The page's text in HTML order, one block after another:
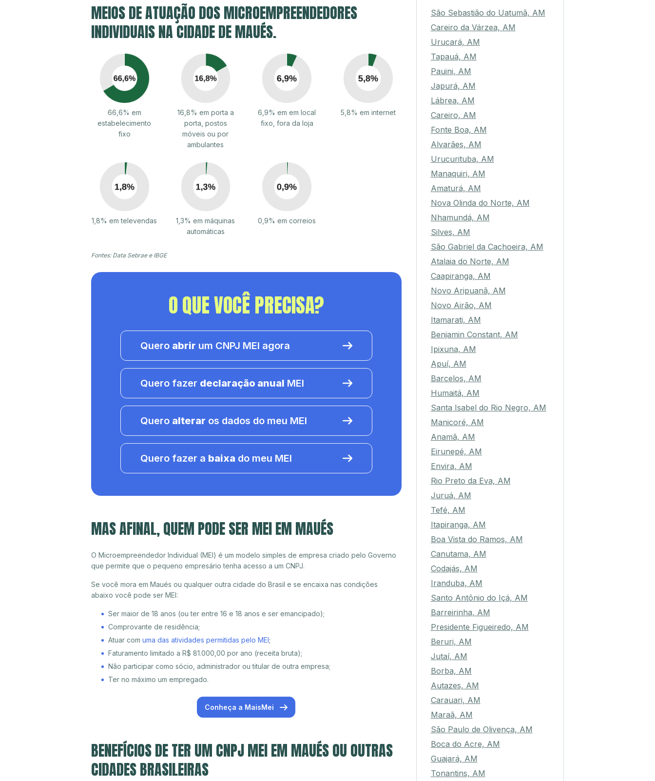
MEIOS DE ATUAÇÃO DOS MICROEMPREENDEDORES
INDIVIDUAIS NA CIDADE DE MAUÉS.
66,6% em
estabelecimento
fixo
16,8% em porta a
porta, postos
móveis ou por
ambulantes
6,9% em em local
fixo, fora da loja
5,8% em internet
1,8% em televendas
1,3% em máquinas
automáticas
0,9% em correios
Fontes: Data Sebrae e IBGE
O QUE VOCÊ PRECISA?
Quero abrir um CNPJ MEI agora
Quero fazer declaração anual MEI
Quero alterar os dados do meu MEI
Quero fazer a baixa do meu MEI
MAS AFINAL, QUEM PODE SER MEI EM MAUÉS
O Microempreendedor Individual (MEI) é um modelo simples de empresa criado pelo Governo
que permite que o pequeno empresário tenha acesso a um CNPJ.
Se você mora em Maués ou qualquer outra cidade do Brasil e se encaixa nas condições
abaixo você pode ser MEI:
Ser maior de 18 anos (ou ter entre 16 e 18 anos e ser emancipado);
Comprovante de residência;
Atuar com uma das atividades permitidas pelo MEI;
Faturamento limitado a R$ 81.000,00 por ano (receita bruta);
Não participar como sócio, administrador ou titular de outra empresa;
Ter no máximo um empregado.
Conheça a MaisMei
BENEFÍCIOS DE TER UM CNPJ MEI EM MAUÉS OU OUTRAS
CIDADES BRASILEIRAS
São Sebastião do Uatumã, AM
Careiro da Várzea, AM
Urucará, AM
Tapauá, AM
Pauini, AM
Japurá, AM
Lábrea, AM
Careiro, AM
Fonte Boa, AM
Alvarães, AM
Urucurituba, AM
Manaquiri, AM
Amaturá, AM
Nova Olinda do Norte, AM
Nhamundá, AM
Silves, AM
São Gabriel da Cachoeira, AM
Atalaia do Norte, AM
Caapiranga, AM
Novo Aripuanã, AM
Novo Airão, AM
Itamarati, AM
Benjamin Constant, AM
Ipixuna, AM
Apuí, AM
Barcelos, AM
Humaitá, AM
Santa Isabel do Rio Negro, AM
Manicoré, AM
Anamã, AM
Eirunepé, AM
Envira, AM
Rio Preto da Eva, AM
Juruá, AM
Tefé, AM
Itapiranga, AM
Boa Vista do Ramos, AM
Canutama, AM
Codajás, AM
Iranduba, AM
Santo Antônio do Içá, AM
Barreirinha, AM
Presidente Figueiredo, AM
Beruri, AM
Jutaí, AM
Borba, AM
Autazes, AM
Carauari, AM
Maraã, AM
São Paulo de Olivença, AM
Boca do Acre, AM
Guajará, AM
Tonantins, AM